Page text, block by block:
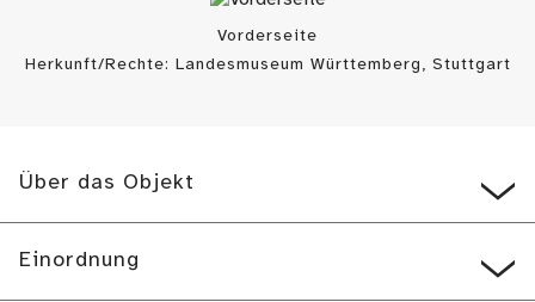
Vorderseite
Herkunft/Rechte: Landesmuseum Württemberg, Stuttgart
Über das Objekt
Einordnung